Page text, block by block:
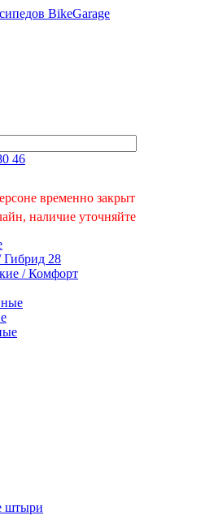
46
временно закрыт
наличие уточняйте
Гибрид 28
/ Комфорт
штыри